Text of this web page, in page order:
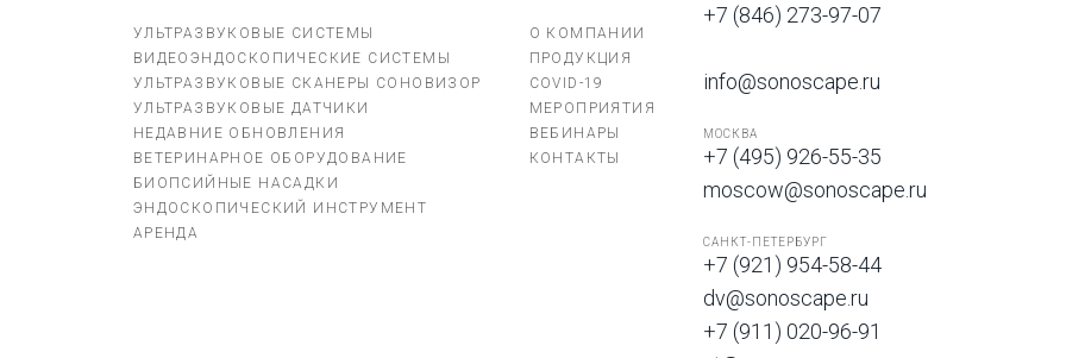
УЛЬТРАЗВУКОВЫЕ СИСТЕМЫ
ВИДЕОЭНДОСКОПИЧЕСКИЕ СИСТЕМЫ
УЛЬТРАЗВУКОВЫЕ СКАНЕРЫ СОНОВИЗОР
УЛЬТРАЗВУКОВЫЕ ДАТЧИКИ
НЕДАВНИЕ ОБНОВЛЕНИЯ
ВЕТЕРИНАРНОЕ ОБОРУДОВАНИЕ
БИОПСИЙНЫЕ НАСАДКИ
ЭНДОСКОПИЧЕСКИЙ ИНСТРУМЕНТ
АРЕНДА
О КОМПАНИИ
ПРОДУКЦИЯ
COVID-19
МЕРОПРИЯТИЯ
ВЕБИНАРЫ
КОНТАКТЫ
+7 (846) 273-97-07
info@sonoscape.ru
МОСКВА
+7 (495) 926-55-35
moscow@sonoscape.ru
САНКТ-ПЕТЕРБУРГ
+7 (921) 954-58-44
dv@sonoscape.ru
+7 (911) 020-96-91